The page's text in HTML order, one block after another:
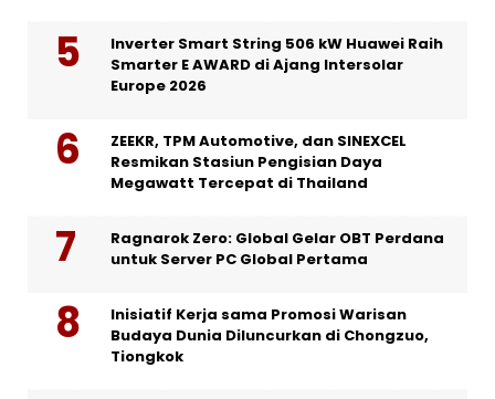
Inverter Smart String 506 kW Huawei Raih
Smarter E AWARD di Ajang Intersolar
Europe 2026
ZEEKR, TPM Automotive, dan SINEXCEL
Resmikan Stasiun Pengisian Daya
Megawatt Tercepat di Thailand
Ragnarok Zero: Global Gelar OBT Perdana
untuk Server PC Global Pertama
Inisiatif Kerja sama Promosi Warisan
Budaya Dunia Diluncurkan di Chongzuo,
Tiongkok